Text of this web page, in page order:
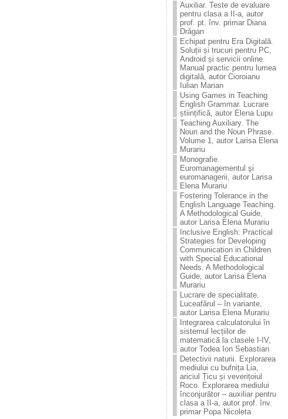
Auxiliar. Teste de evaluare
pentru clasa a II-a, autor
prof. pt. înv. primar Diana
Drăgan
Echipat pentru Era Digitală.
Soluții și trucuri pentru PC,
Android și servicii online.
Manual practic pentru lumea
digitală, autor Cioroianu
Iulian Marian
Using Games in Teaching
English Grammar. Lucrare
științifică, autor Elena Lupu
Teaching Auxiliary. The
Noun and the Noun Phrase.
Volume 1, autor Larisa Elena
Murariu
Monografie.
Euromanagementul şi
euromanagerii, autor Larisa
Elena Murariu
Fostering Tolerance in the
English Language Teaching.
A Methodological Guide,
autor Larisa Elena Murariu
Inclusive English: Practical
Strategies for Developing
Communication in Children
with Special Educational
Needs. A Methodological
Guide, autor Larisa Elena
Murariu
Lucrare de specialitate.
Luceafărul – în variante,
autor Larisa Elena Murariu
Integrarea calculatorului în
sistemul lecțiilor de
matematică la clasele I-IV,
autor Todea Ion Sebastian
Detectivii naturii. Explorarea
mediului cu bufnița Lia,
ariciul Țicu și veverițoiul
Roco. Explorarea mediului
înconjurător – auxiliar pentru
clasa a II-a, autor prof. înv.
primar Popa Nicoleta